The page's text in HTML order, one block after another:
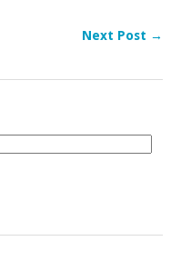
Next Post →